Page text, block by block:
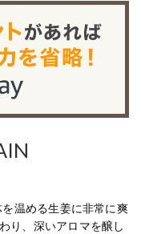
温める生姜に非常に爽
り、深いアロマを醸し